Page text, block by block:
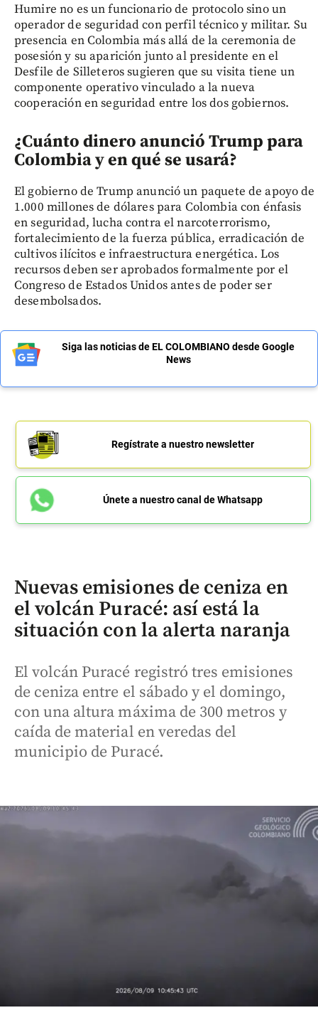
Humire no es un funcionario de protocolo sino un
operador de seguridad con perfil técnico y militar. Su
presencia en Colombia más allá de la ceremonia de
posesión y su aparición junto al presidente en el
Desfile de Silleteros sugieren que su visita tiene un
componente operativo vinculado a la nueva
cooperación en seguridad entre los dos gobiernos.
¿Cuánto dinero anunció Trump para
Colombia y en qué se usará?
El gobierno de Trump anunció un paquete de apoyo de
1.000 millones de dólares para Colombia con énfasis
en seguridad, lucha contra el narcoterrorismo,
fortalecimiento de la fuerza pública, erradicación de
cultivos ilícitos e infraestructura energética. Los
recursos deben ser aprobados formalmente por el
Congreso de Estados Unidos antes de poder ser
desembolsados.
Siga las noticias de EL COLOMBIANO desde Google
News
Regístrate a nuestro newsletter
Únete a nuestro canal de Whatsapp
Nuevas emisiones de ceniza en
el volcán Puracé: así está la
situación con la alerta naranja
El volcán Puracé registró tres emisiones
de ceniza entre el sábado y el domingo,
con una altura máxima de 300 metros y
caída de material en veredas del
municipio de Puracé.